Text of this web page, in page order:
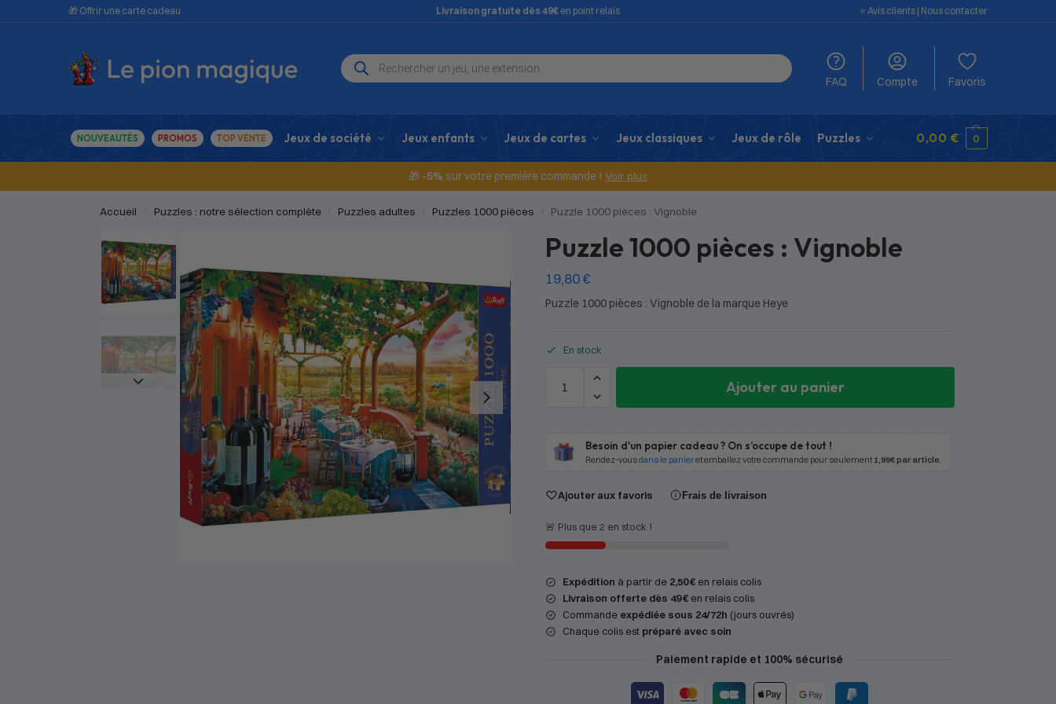
🎁 Offrir une carte cadeau Livraison gratuite dès 49€ en point relais ⭐️ Avis clients | Nous contacter
FAQ Compte Favoris
NOUVEAUTÉS PROMOS TOP VENTE Jeux de société Jeux enfants Jeux de cartes Jeux classiques Jeux de rôle Puzzles 0,00 € 0
🎁 -5% sur votre première commande ! Voir plus
Accueil Puzzles : notre sélection complète Puzzles adultes Puzzles 1000 pièces Puzzle 1000 pièces : Vignoble
Puzzle 1000 pièces : Vignoble
19,80€
Puzzle 1000 pièces : Vignoble de la marque Heye
En stock
Ajouter au panier
Besoin d'un papier cadeau ? On s’occupe de tout !
Rendez-vousdans le panieret emballez votre commande pour seulement 1,99€ par article.
Ajouter aux favoris Frais de livraison
🚨 Plus que 2 en stock !
Expédition à partir de 2,50 €en relais colis
Livraison offerte dès 49 €en relais colis
Commande expédiée sous 24/72h (jours ouvrés)
Chaque colis est préparé avec soin
Paiement rapide et 100% sécurisé